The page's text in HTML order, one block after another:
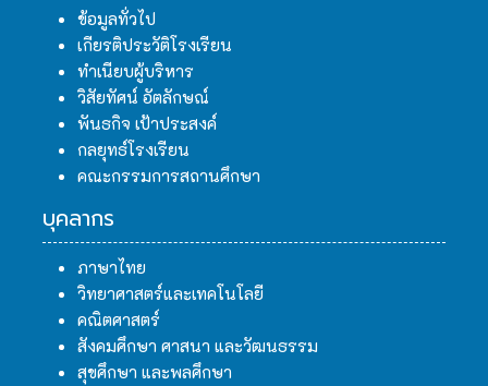
ข้อมูลทั่วไป
เกียรติประวัติโรงเรียน
ทำเนียบผู้บริหาร
วิสัยทัศน์ อัตลักษณ์
พันธกิจ เป้าประสงค์
กลยุทธ์โรงเรียน
คณะกรรมการสถานศึกษา
บุคลากร
ภาษาไทย
วิทยาศาสตร์และเทคโนโลยี
คณิตศาสตร์
สังคมศึกษา ศาสนา และวัฒนธรรม
สุขศึกษา และพลศึกษา